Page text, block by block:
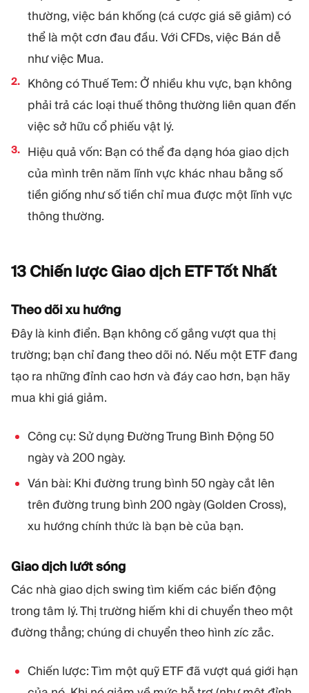
thường, việc bán khống (cá cược giá sẽ giảm) có
thể là một cơn đau đầu. Với CFDs, việc Bán dễ
như việc Mua.
Không có Thuế Tem: Ở nhiều khu vực, bạn không
phải trả các loại thuế thông thường liên quan đến
việc sở hữu cổ phiếu vật lý.
Hiệu quả vốn: Bạn có thể đa dạng hóa giao dịch
của mình trên năm lĩnh vực khác nhau bằng số
tiền giống như số tiền chỉ mua được một lĩnh vực
thông thường.
13 Chiến lược Giao dịch ETF TốtNhất
Theo dõi xu hướng
Đây là kinh điển. Bạn không cố gắng vượt qua thị
trường; bạn chỉ đang theo dõi nó. Nếu một ETF đang
tạo ra những đỉnh cao hơn và đáy cao hơn, bạn hãy
mua khi giá giảm.
Công cụ: Sử dụng Đường Trung Bình Động 50
ngày và 200 ngày.
Ván bài: Khi đường trung bình 50 ngày cắt lên
trên đường trung bình 200 ngày (Golden Cross),
xu hướng chính thức là bạn bè của bạn.
Giao dịch lướt sóng
Các nhà giao dịch swing tìm kiếm các biến động
trong tâm lý. Thị trường hiếm khi di chuyển theo một
đường thẳng; chúng di chuyển theo hình zíc zắc.
Chiến lược: Tìm một quỹ ETF đã vượt quá giới hạn